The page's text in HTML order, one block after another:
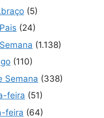
(5)
(24)
(1.138)
(110)
Semana (338)
feira (51)
feira (64)